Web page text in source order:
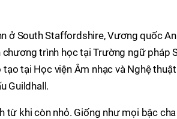
ở South Staffordshire, Vương quốc
chương trình học tại Trường ngữ pháp
tại Học viện Âm nhạc và Nghệ thuật
Guildhall.
từ khi còn nhỏ. Giống như mọi bậc cha